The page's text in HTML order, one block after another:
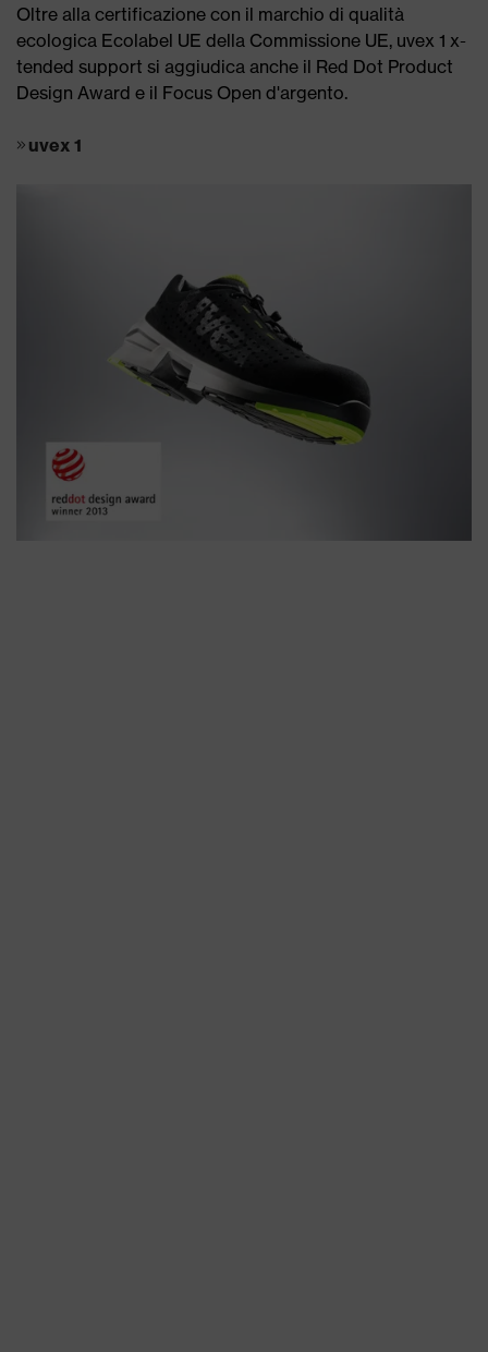
Oltre alla certificazione con il marchio di qualità
ecologica Ecolabel UE della Commissione UE, uvex 1 x-
tended support si aggiudica anche il Red Dot Product
Design Award e il Focus Open d'argento.
uvex 1